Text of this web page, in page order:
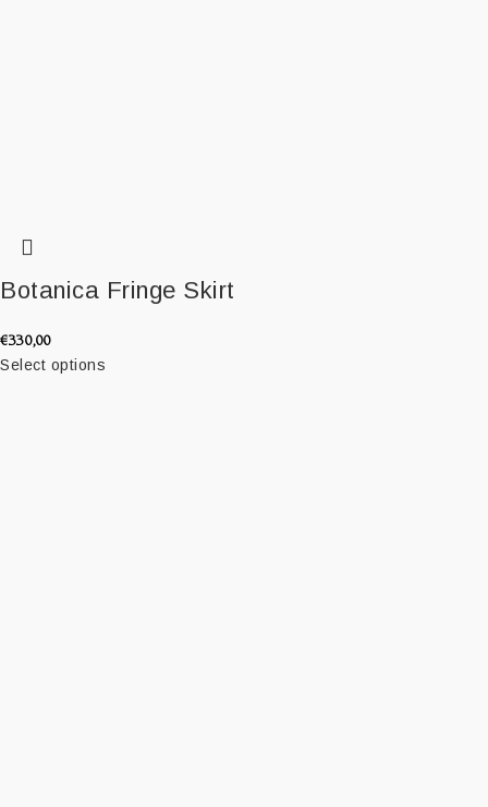
Botanica Fringe Skirt
€330,00
Select options